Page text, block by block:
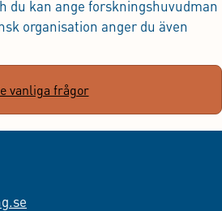
du kan ange forskningshuvudman
organisation anger du även
vanliga frågor